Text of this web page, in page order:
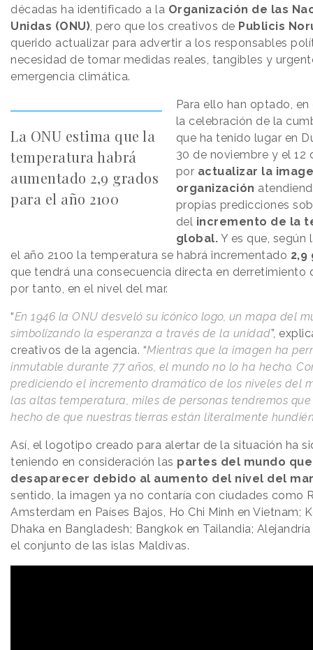
décadas ha identificado a la Organización de las
Unidas (ONU), pero que los creativos de Publicis
querido actualizar para advertir a los responsables
necesidad de tomar medidas reales, tangibles y
emergencia climática.
La ONU estima que la
temperatura habrá
aumentado 2,9 grados
para el año 2100
Para ello han optado,
la celebración de la
que ha tenido lugar en
30 de noviembre y el 12
por actualizar la
organización
propias predicciones
del incremento de la
global. Y es que, según
el año 2100 la temperatura se habrá incrementado 2,9
que tendrá una consecuencia directa en derretimiento
por tanto, en el nivel del mar.
“En 1946 la ONU desveló su icónico logo, un mapa del
simbolizando la esperanza a través de la unidad”,
creativos de la agencia. “Mientras que la imagen ha
inmutable durante 77 años, el mundo no lo ha hecho.
prediciendo el incremento dramático de los niveles del
las altas temperatura, miles de personas tendremos
hecho de que nuestras tierras están literalmente
Así, el logotipo creado para alertar de la situación ha
teniendo en consideración las partes del mundo
desaparecer debido al aumento del nivel del
sentido, la imagen ya no contaría con ciudades como
Amsterdam en Países Bajos, Ho Chi Minh en Vietnam;
Dhaka en Bangladesh; Bangkok en Tailandia;
el conjunto de las islas Maldivas.